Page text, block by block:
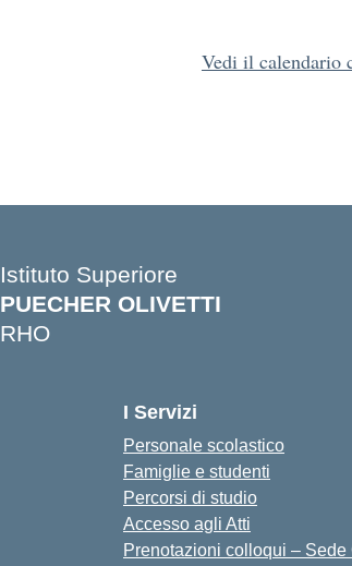
Vedi il calendario
Istituto Superiore
PUECHER OLIVETTI
RHO
I Servizi
Personale scolastico
Famiglie e studenti
Percorsi di studio
Accesso agli Atti
Prenotazioni colloqui – Sede